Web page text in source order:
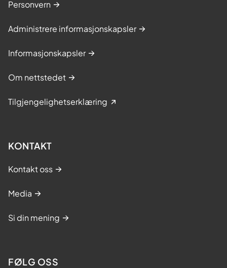
Personvern
Administrere informasjonskapsler
Informasjonskapsler
Om nettstedet
Tilgjengelighetserklæring
KONTAKT
Kontakt oss
Media
Si din mening
FØLG OSS